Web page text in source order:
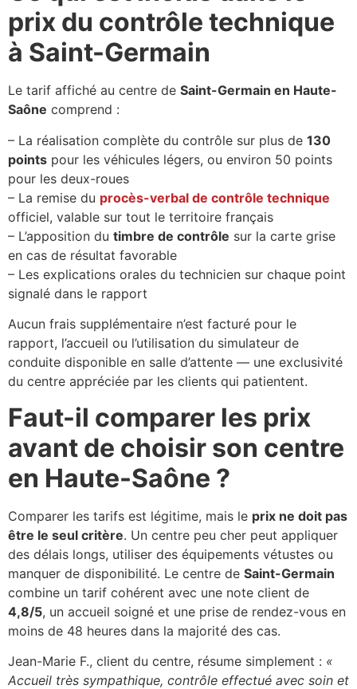
prix du contrôle technique
à Saint-Germain
Le tarif affiché au centre de Saint-Germain en Haute-
Saône comprend :
– La réalisation complète du contrôle sur plus de 130
points pour les véhicules légers, ou environ 50 points
pour les deux-roues
– La remise du procès-verbal de contrôle technique
officiel, valable sur tout le territoire français
– L’apposition du timbre de contrôle sur la carte grise
en cas de résultat favorable
– Les explications orales du technicien sur chaque point
signalé dans le rapport
Aucun frais supplémentaire n’est facturé pour le
rapport, l’accueil ou l’utilisation du simulateur de
conduite disponible en salle d’attente — une exclusivité
du centre appréciée par les clients qui patientent.
Faut-il comparer les prix
avant de choisir son centre
en Haute-Saône ?
Comparer les tarifs est légitime, mais le prix ne doit pas
être le seul critère. Un centre peu cher peut appliquer
des délais longs, utiliser des équipements vétustes ou
manquer de disponibilité. Le centre de Saint-Germain
combine un tarif cohérent avec une note client de
4,8/5, un accueil soigné et une prise de rendez-vous en
moins de 48 heures dans la majorité des cas.
Jean-Marie F., client du centre, résume simplement : «
Accueil très sympathique, contrôle effectué avec soin et